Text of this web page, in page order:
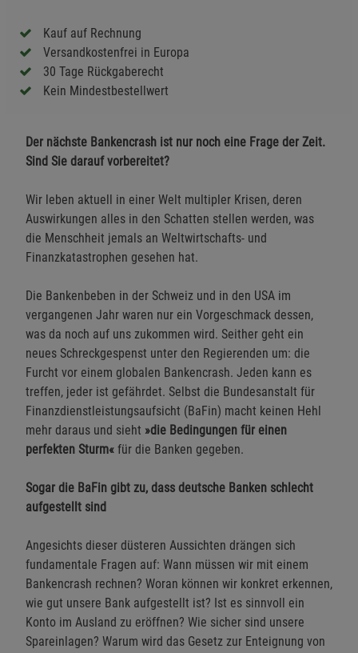
Kauf auf Rechnung
Versandkostenfrei in Europa
30 Tage Rückgaberecht
Kein Mindestbestellwert
Der nächste Bankencrash ist nur noch eine Frage der Zeit.
Sind Sie darauf vorbereitet?
Wir leben aktuell in einer Welt multipler Krisen, deren
Auswirkungen alles in den Schatten stellen werden, was
die Menschheit jemals an Weltwirtschafts- und
Finanzkatastrophen gesehen hat.
Die Bankenbeben in der Schweiz und in den USA im
vergangenen Jahr waren nur ein Vorgeschmack dessen,
was da noch auf uns zukommen wird. Seither geht ein
neues Schreckgespenst unter den Regierenden um: die
Furcht vor einem globalen Bankencrash. Jeden kann es
treffen, jeder ist gefährdet. Selbst die Bundesanstalt für
Finanzdienstleistungsaufsicht (BaFin) macht keinen Hehl
mehr daraus und sieht »die Bedingungen für einen
perfekten Sturm« für die Banken gegeben.
Sogar die BaFin gibt zu, dass deutsche Banken schlecht
aufgestellt sind
Angesichts dieser düsteren Aussichten drängen sich
fundamentale Fragen auf: Wann müssen wir mit einem
Bankencrash rechnen? Woran können wir konkret erkennen,
wie gut unsere Bank aufgestellt ist? Ist es sinnvoll ein
Konto im Ausland zu eröffnen? Wie sicher sind unsere
Spareinlagen? Warum wird das Gesetz zur Enteignung von